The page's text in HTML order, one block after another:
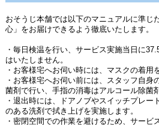
おそうじ本舗では以下のマニュアルに準じ
心」をお届けできるよう徹底いたします。
・毎日検温を行い、サービス実施当日に
はいたしません。
・お客様宅へお伺い時には、マスクの着用
・お客様宅へお伺い前には、スタッフ自身
菌剤で行い、手指の消毒はアルコール除菌
・退出時には、ドアノブやスイッチプレー
のある洗剤で拭き上げを実施します。
・密閉空間での作業を避けるため、サービ